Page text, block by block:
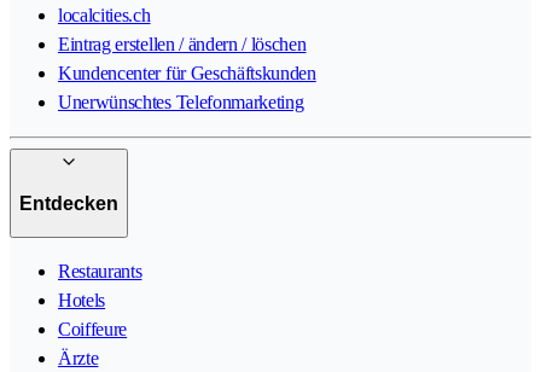
localcities.ch
Eintrag erstellen / ändern / löschen
Kundencenter für Geschäftskunden
Unerwünschtes Telefonmarketing
Entdecken
Restaurants
Hotels
Coiffeure
Ärzte